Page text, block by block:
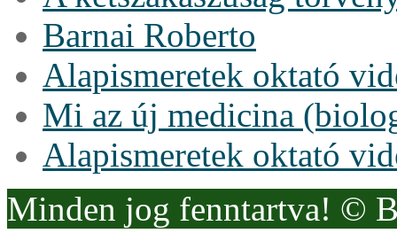
Barnai Roberto
Alapismeretek oktató
Mi az új medicina
Alapismeretek oktató
Minden jog fenntartva! ©